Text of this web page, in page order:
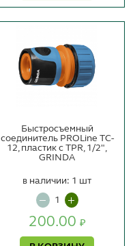
Быстросъемный
соединитель PROLine TC-
12, пластик с TPR, 1/2",
GRINDA
200.00 ₽
в наличии: 1 шт